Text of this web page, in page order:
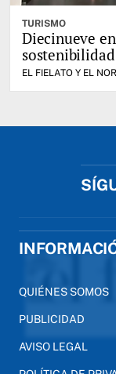
TURISMO
Diecinueve
EL FIELATO Y EL
QUIÉNES SOMOS
PUBLICIDAD
AVISO LEGAL